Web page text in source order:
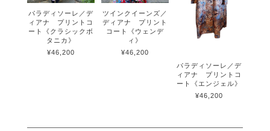
パラディソーレ／デ
ィアナ プリントコ
ート《クラシックボ
タニカ》
¥46,200
ツインクイーンズ／
ディアナ プリント
コート《ウェンデ
ィ》
¥46,200
パラディソーレ／デ
ィアナ プリントコ
ート《エンジェル》
¥46,200